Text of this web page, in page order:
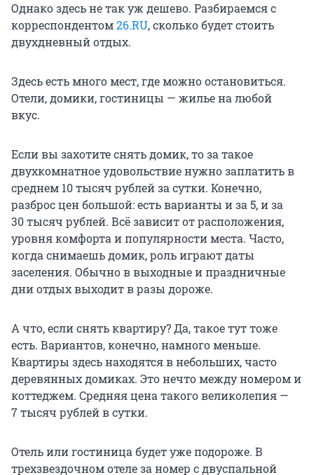
Однако здесь не так уж дешево. Разбираемся с
корреспондентом26.RU, сколько будет стоить
двухдневный отдых.
Здесь есть много мест, где можно остановиться.
Отели, домики, гостиницы — жилье на любой
вкус.
Если вы захотите снять домик, то за такое
двухкомнатное удовольствие нужно заплатить в
среднем 10 тысяч рублей за сутки. Конечно,
разброс цен большой: есть варианты и за 5, и за
30 тысяч рублей. Всё зависит от расположения,
уровня комфорта и популярности места. Часто,
когда снимаешь домик, роль играют даты
заселения. Обычно в выходные и праздничные
дни отдых выходит в разы дороже.
А что, если снять квартиру? Да, такое тут тоже
есть. Вариантов, конечно, намного меньше.
Квартиры здесь находятся в небольших, часто
деревянных домиках. Это нечто между номером и
коттеджем. Средняя цена такого великолепия —
7 тысяч рублей в сутки.
Отель или гостиница будет уже подороже. В
трехзвездочном отеле за номер с двуспальной